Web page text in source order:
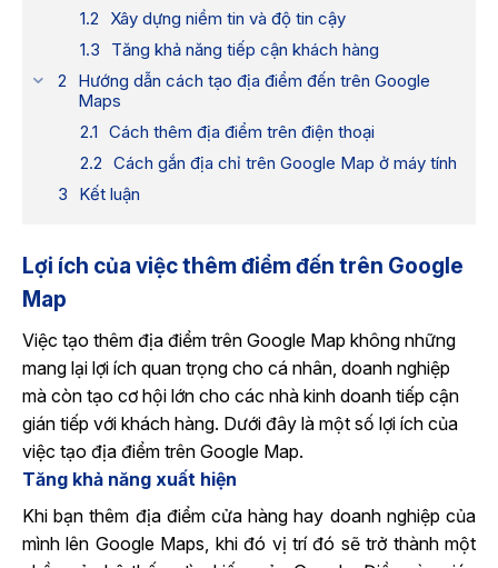
Xây dựng niềm tin và độ tin cậy
Tăng khả năng tiếp cận khách hàng
Hướng dẫn cách tạo địa điểm đến trên Google
Maps
Cách thêm địa điểm trên điện thoại
Cách gắn địa chỉ trên Google Map ở máy tính
Kết luận
Lợi ích của việc thêm điểm đến trên Google
Map
Việc tạo thêm địa điểm trên Google Map không những
mang lại lợi ích quan trọng cho cá nhân, doanh nghiệp
mà còn tạo cơ hội lớn cho các nhà kinh doanh tiếp cận
gián tiếp với khách hàng. Dưới đây là một số lợi ích của
việc tạo địa điểm trên Google Map.
Tăng khả năng xuất hiện
Khi bạn thêm địa điểm cửa hàng hay doanh nghiệp của
mình lên Google Maps, khi đó vị trí đó sẽ trở thành một